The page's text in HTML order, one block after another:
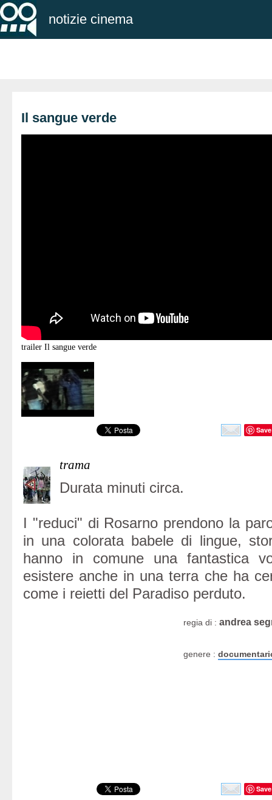
notizie cinema
Il sangue verde
trailer Il sangue verde
Save
trama
Durata minuti circa.
I "reduci" di Rosarno prendono la
in una colorata babele di lingue,
hanno in comune una fantastica
esistere anche in una terra che ha
come i reietti del Paradiso perduto.
regia di : andrea
genere :
Save